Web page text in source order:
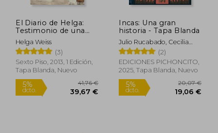
El Diario de Helga:
Testimonio de una
Niña en un Campo de
Concentración
Helga Weiss
(3)
Sexto Piso, 2013, 1 Edición,
Tapa Blanda, Nuevo
Incas: Una gran
historia - Tapa Blanda
Julio Rucabado, Cecilia
Pardo, Yesenia Silva,
Ricardo Kusunoki, Patricia
Villanueva. Ilustrado Por:
Melissa Siles
(2)
EDICIONES PICHONCITO,
2025, Tapa Blanda, Nuevo